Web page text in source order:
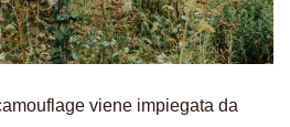
viene impiegata da